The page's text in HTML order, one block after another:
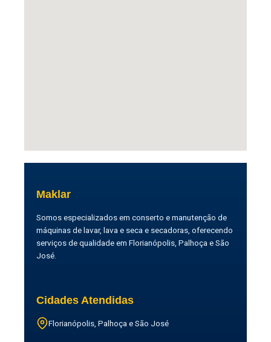
Maklar
Somos especializados em conserto e manutenção de
máquinas de lavar, lava e seca e secadoras, oferecendo
serviços de qualidade em Florianópolis, Palhoça e São
José.
Cidades Atendidas
Florianópolis, Palhoça e São José